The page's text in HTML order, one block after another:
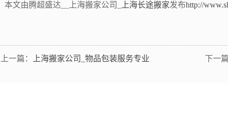
本文由腾超盛达__上海搬家公司_
上海长途搬家发布http://
上一篇： 上海搬家公司_物品包装服务专业 下一篇